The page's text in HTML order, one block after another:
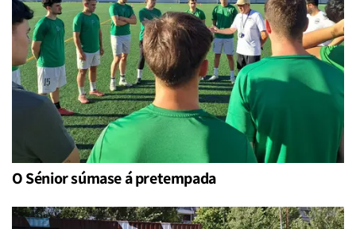
O Sénior súmase á pretempada